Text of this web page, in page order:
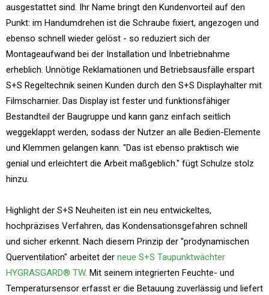
ausgestattet sind. Ihr Name bringt den Kundenvorteil auf den
Punkt: im Handumdrehen ist die Schraube fixiert, angezogen und
ebenso schnell wieder gelöst - so reduziert sich der
Montageaufwand bei der Installation und Inbetriebnahme
erheblich. Unnötige Reklamationen und Betriebsausfälle erspart
S+S Regeltechnik seinen Kunden durch den S+S Displayhalter mit
Filmscharnier. Das Display ist fester und funktionsfähiger
Bestandteil der Baugruppe und kann ganz einfach seitlich
weggeklappt werden, sodass der Nutzer an alle Bedien-Elemente
und Klemmen gelangen kann. "Das ist ebenso praktisch wie
genial und erleichtert die Arbeit maßgeblich." fügt Schulze stolz
hinzu.
Highlight der S+S Neuheiten ist ein neu entwickeltes,
hochpräzises Verfahren, das Kondensationsgefahren schnell
und sicher erkennt. Nach diesem Prinzip der "prodynamischen
Querventilation" arbeitet der neue S+S Taupunktwächter
HYGRASGARD® TW. Mit seinem integrierten Feuchte- und
Temperatursensor erfasst er die Betauung zuverlässig und liefert